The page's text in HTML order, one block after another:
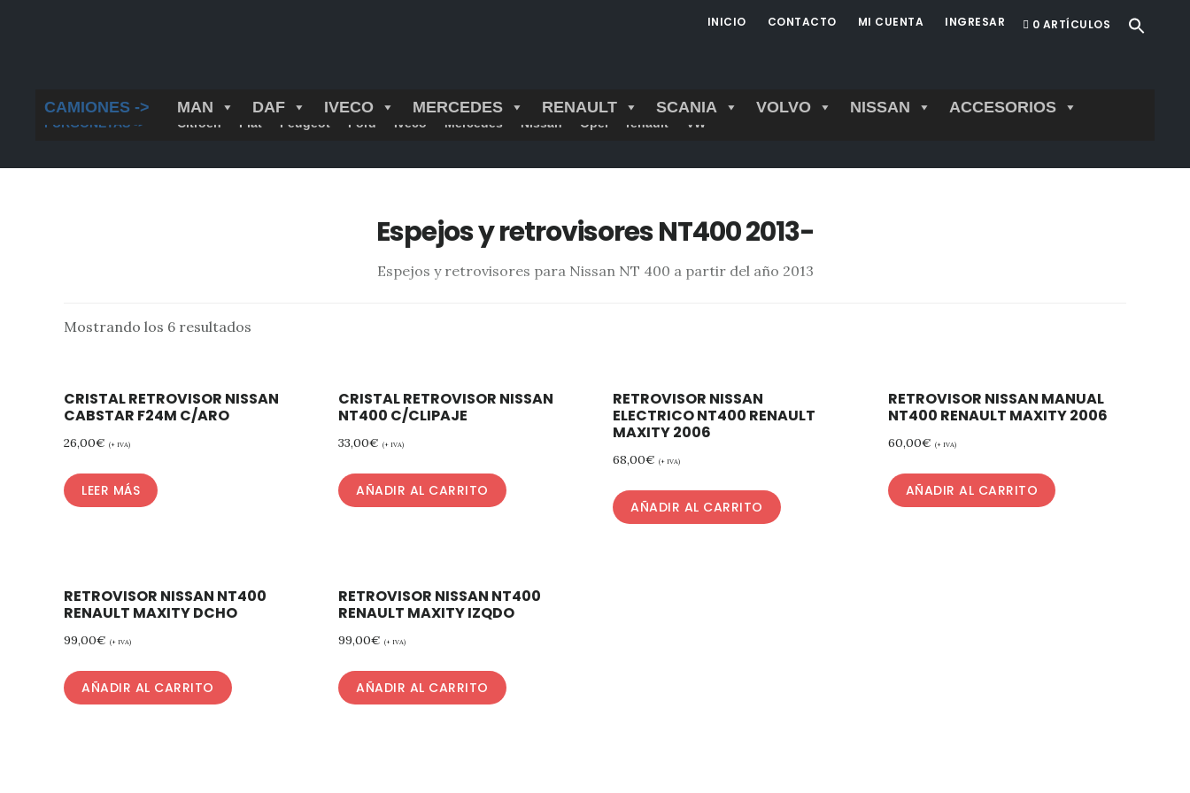
principal
INICIO CONTACTO MI CUENTA INGRESAR 0 ARTÍCULOS
FURGONETAS -> Citroën Fiat Peugeot Ford Iveco Mercedes Nissan Opel renault VW
CAMIONES -> MAN DAF IVECO MERCEDES RENAULT SCANIA VOLVO NISSAN ACCESORIOS
Espejos y retrovisores NT400 2013-
Espejos y retrovisores para Nissan NT 400 a partir del año 2013
Mostrando los 6 resultados
CRISTAL RETROVISOR NISSAN
CABSTAR F24M C/ARO
26,00€ (+ IVA)
LEER MÁS
CRISTAL RETROVISOR NISSAN
NT400 C/CLIPAJE
33,00€ (+ IVA)
AÑADIR AL CARRITO
RETROVISOR NISSAN
ELECTRICO NT400 RENAULT
MAXITY 2006
68,00€ (+ IVA)
AÑADIR AL CARRITO
RETROVISOR NISSAN MANUAL
NT400 RENAULT MAXITY 2006
60,00€ (+ IVA)
AÑADIR AL CARRITO
RETROVISOR NISSAN NT400
RENAULT MAXITY DCHO
99,00€ (+ IVA)
AÑADIR AL CARRITO
RETROVISOR NISSAN NT400
RENAULT MAXITY IZQDO
99,00€ (+ IVA)
AÑADIR AL CARRITO